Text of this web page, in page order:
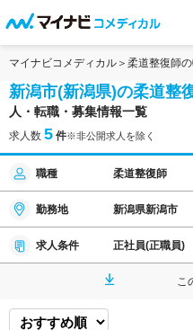
マイナビコメディカル 柔道整復師
新潟市(新潟県)の柔道整
人・転職・募集情報一覧
求人数 5 件※非公開求人を除く
職種 柔道整復師
勤務地 新潟県新潟市
求人条件 正社員(正職員)
こ